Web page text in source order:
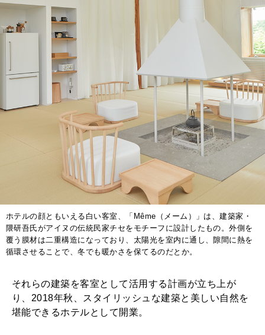
ホテルの顔ともいえる白い客室、「Même（メーム）」は、建築家・
隈研吾氏がアイヌの伝統民家チセをモチーフに設計したもの。外側を
覆う膜材は二重構造になっており、太陽光を室内に通し、隙間に熱を
循環させることで、冬でも暖かさを保てるのだとか。
それらの建築を客室として活用する計画が立ち上が
り、2018年秋、スタイリッシュな建築と美しい自然を
堪能できるホテルとして開業。